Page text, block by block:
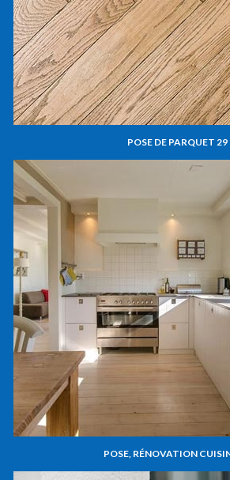
POSE DE PARQUET 29
POSE, RÉNOVATION